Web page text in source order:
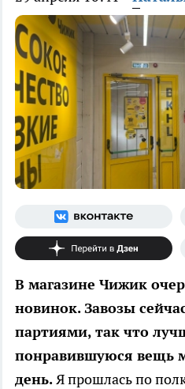
В магазине Чижик
новинок. Завозы
партиями, так что
понравившуюся вещь
день.Я прошлась по